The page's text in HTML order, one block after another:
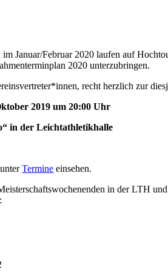
Januar/Februar 2020 laufen auf
2020 unterzubringen.
recht herzlich zur
2019 um 20:00 Uhr
in der Leichtathletikhalle
Termine einsehen.
in der LTH